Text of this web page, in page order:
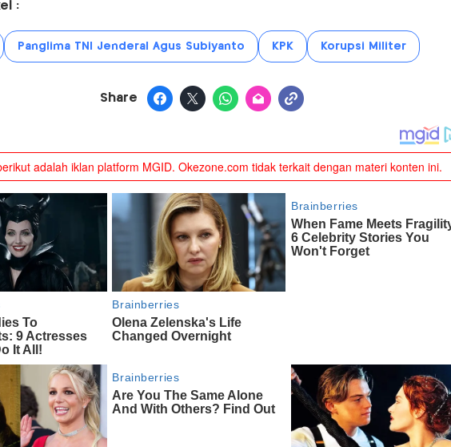
:
Panglima TNI Jenderal Agus Subiyanto KPK Korupsi Militer
Share